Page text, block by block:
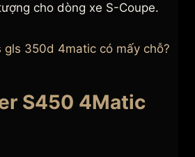
cho dòng xe S-Coupe.
gls 350d 4matic có mấy chỗ?
S450 4Matic